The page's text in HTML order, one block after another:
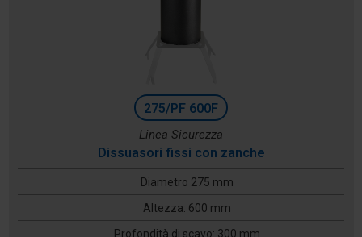
275/PF 600F
Linea Sicurezza
Dissuasori fissi con zanche
Diametro 275 mm
Altezza: 600 mm
Profondità di scavo: 300 mm